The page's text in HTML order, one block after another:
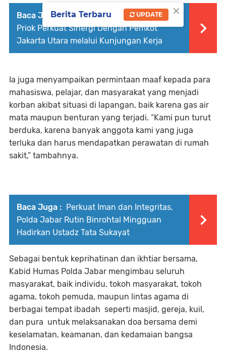
Baca Juga : Kapolres Pelabuhan Tanjung
Priok Perkuat Sinergi Dengan Pemkot
Jakarta Utara melalui Kunjungan Kerja
Ia juga menyampaikan permintaan maaf kepada para
mahasiswa, pelajar, dan masyarakat yang menjadi
korban akibat situasi di lapangan, baik karena gas air
mata maupun benturan yang terjadi. “Kami pun turut
berduka, karena banyak anggota kami yang juga
terluka dan harus mendapatkan perawatan di rumah
sakit,” tambahnya.
Baca Juga : Perkuat Iman dan Integritas,
Polda Jabar Rutin Binrohtal Mingguan
Hadirkan Ustadz Tata Sukayat
Sebagai bentuk keprihatinan dan ikhtiar bersama,
Kabid Humas Polda Jabar mengimbau seluruh
masyarakat, baik individu, tokoh masyarakat, tokoh
agama, tokoh pemuda, maupun lintas agama di
berbagai tempat ibadah seperti masjid, gereja, kuil,
dan pura untuk melaksanakan doa bersama demi
keselamatan, keamanan, dan kedamaian bangsa
Indonesia.
×
Berita Terbaru UPDATE